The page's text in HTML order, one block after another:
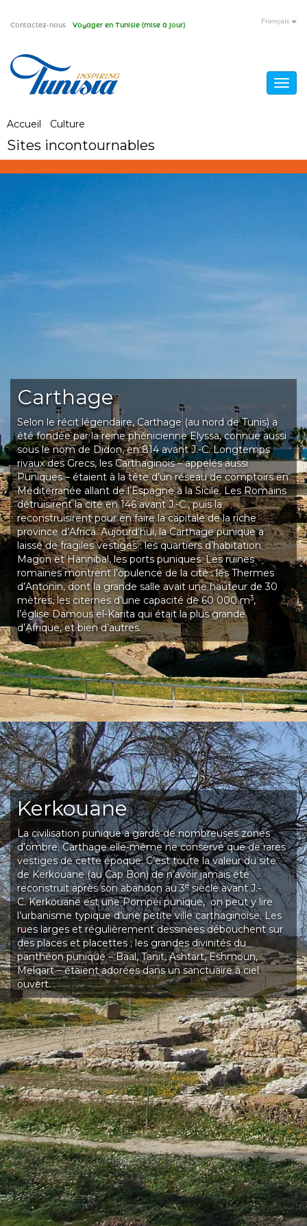
Aller
principal
Français
Contactez-nous Voyager en Tunisie (mise à jour)
Vous
êtes
ici
Accueil Culture
Sites incontournables
Carthage
Selon le récit légendaire, Carthage (au nord de Tunis) a
été fondée par la reine phénicienne Elyssa, connue aussi
sous le nom de Didon, en 814 avant J.-C. Longtemps
rivaux des Grecs, les Carthaginois – appelés aussi
Puniques – étaient à la tête d’un réseau de comptoirs en
Méditerranée allant de l’Espagne à la Sicile. Les Romains
détruisirent la cité en 146 avant J.-C., puis la
reconstruisirent pour en faire la capitale de la riche
province d’Africa. Aujourd’hui, la Carthage punique a
laissé de fragiles vestiges : les quartiers d’habitation
Magon et Hannibal, les ports puniques. Les ruines
romaines montrent l’opulence de la cité : les Thermes
d’Antonin, dont la grande salle avait une hauteur de 30
mètres, les citernes d’une capacité de 60 000 m3,
l’église Damous el-Karita qui était la plus grande
d’Afrique, et bien d’autres.
Kerkouane
La civilisation punique a gardé de nombreuses zones
d’ombre. Carthage elle-même ne conserve que de rares
vestiges de cette époque. C’est toute la valeur du site
de Kerkouane (au Cap Bon) de n’avoir jamais été
reconstruit après son abandon au 3esiècle avant J.-
C. Kerkouane est une Pompéi punique, on peut y lire
l’urbanisme typique d’une petite ville carthaginoise. Les
rues larges et régulièrement dessinées débouchent sur
des places et placettes ; les grandes divinités du
panthéon punique – Baal, Tanit, Ashtart, Eshmoun,
Melqart – étaient adorées dans un sanctuaire à ciel
ouvert.